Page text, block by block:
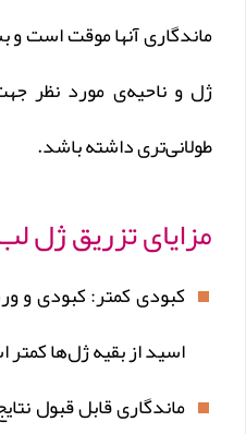
ماندگاری آنها موقت است
ژل و ناحیه‌ی مورد نظر
طولانی‌تری داشته باشد.
مزایای تزریق ژل
کبودی کمتر: کبودی و
اسید از بقیه ژل‌ها
ماندگاری قابل قبول